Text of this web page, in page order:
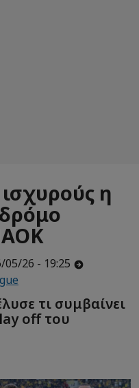
η
05/26 - 19:25
τι συμβαίνει
off του